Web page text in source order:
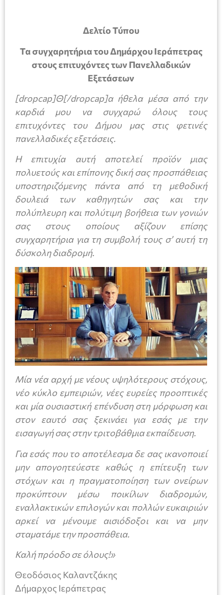
Δελτίο Τύπου
Τα συγχαρητήρια του Δημάρχου Ιεράπετρας
στους επιτυχόντες των Πανελλαδικών
Εξετάσεων
[dropcap]Θ[/dropcap]α ήθελα μέσα από την
καρδιά μου να συγχαρώ όλους τους
επιτυχόντες του Δήμου μας στις φετινές
πανελλαδικές εξετάσεις.
Η επιτυχία αυτή αποτελεί προϊόν μιας
πολυετούς και επίπονης δική σας προσπάθειας
υποστηριζόμενης πάντα από τη μεθοδική
δουλειά των καθηγητών σας και την
πολύπλευρη και πολύτιμη βοήθεια των γονιών
σας στους οποίους αξίζουν επίσης
συγχαρητήρια για τη συμβολή τους σ’ αυτή τη
δύσκολη διαδρομή.
Μία νέα αρχή με νέους υψηλότερους στόχους,
νέο κύκλο εμπειριών, νέες ευρείες προοπτικές
και μία ουσιαστική επένδυση στη μόρφωση και
στον εαυτό σας ξεκινάει για εσάς με την
εισαγωγή σας στην τριτοβάθμια εκπαίδευση.
Για εσάς που το αποτέλεσμα δε σας ικανοποιεί
μην απογοητεύεστε καθώς η επίτευξη των
στόχων και η πραγματοποίηση των ονείρων
προκύπτουν μέσω ποικίλων διαδρομών,
εναλλακτικών επιλογών και πολλών ευκαιριών
αρκεί να μένουμε αισιόδοξοι και να μην
σταματάμε την προσπάθεια.
Καλή πρόοδο σε όλους!»
Θεοδόσιος Καλαντζάκης
Δήμαρχος Ιεράπετρας